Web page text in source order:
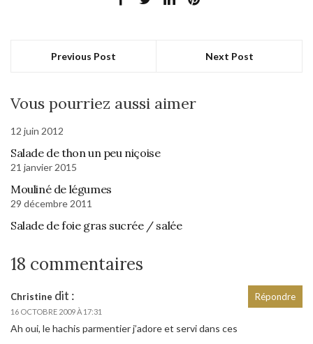
Previous Post Next Post
Vous pourriez aussi aimer
12 juin 2012
Salade de thon un peu niçoise
21 janvier 2015
Mouliné de légumes
29 décembre 2011
Salade de foie gras sucrée / salée
18 commentaires
Christine dit :
16 OCTOBRE 2009 À 17:31
Ah oui, le hachis parmentier j’adore et servi dans ces
Répondre